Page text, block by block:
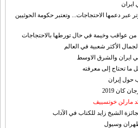
ايران
عبر دعمها الاحتجاجات... وتعتبر حكومة الحوثيين
من عواقب وخيمة في حال تورطها بالاحتجاجات
الأكثر شعبية في العالم
في ايران والشرق الاوسط
ما تحتاج إلى معرفته
حول إيران
مارلن خوتسييف
الشيخ زايد للكتاب في الآداب
طهران وسيول